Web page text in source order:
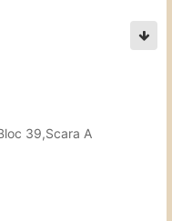
39,Scara A